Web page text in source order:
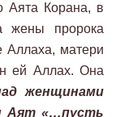
Аята Корана, в
жены пророка
Аллаха, матери
ей Аллах. Она
женщинами
Аят «…пусть